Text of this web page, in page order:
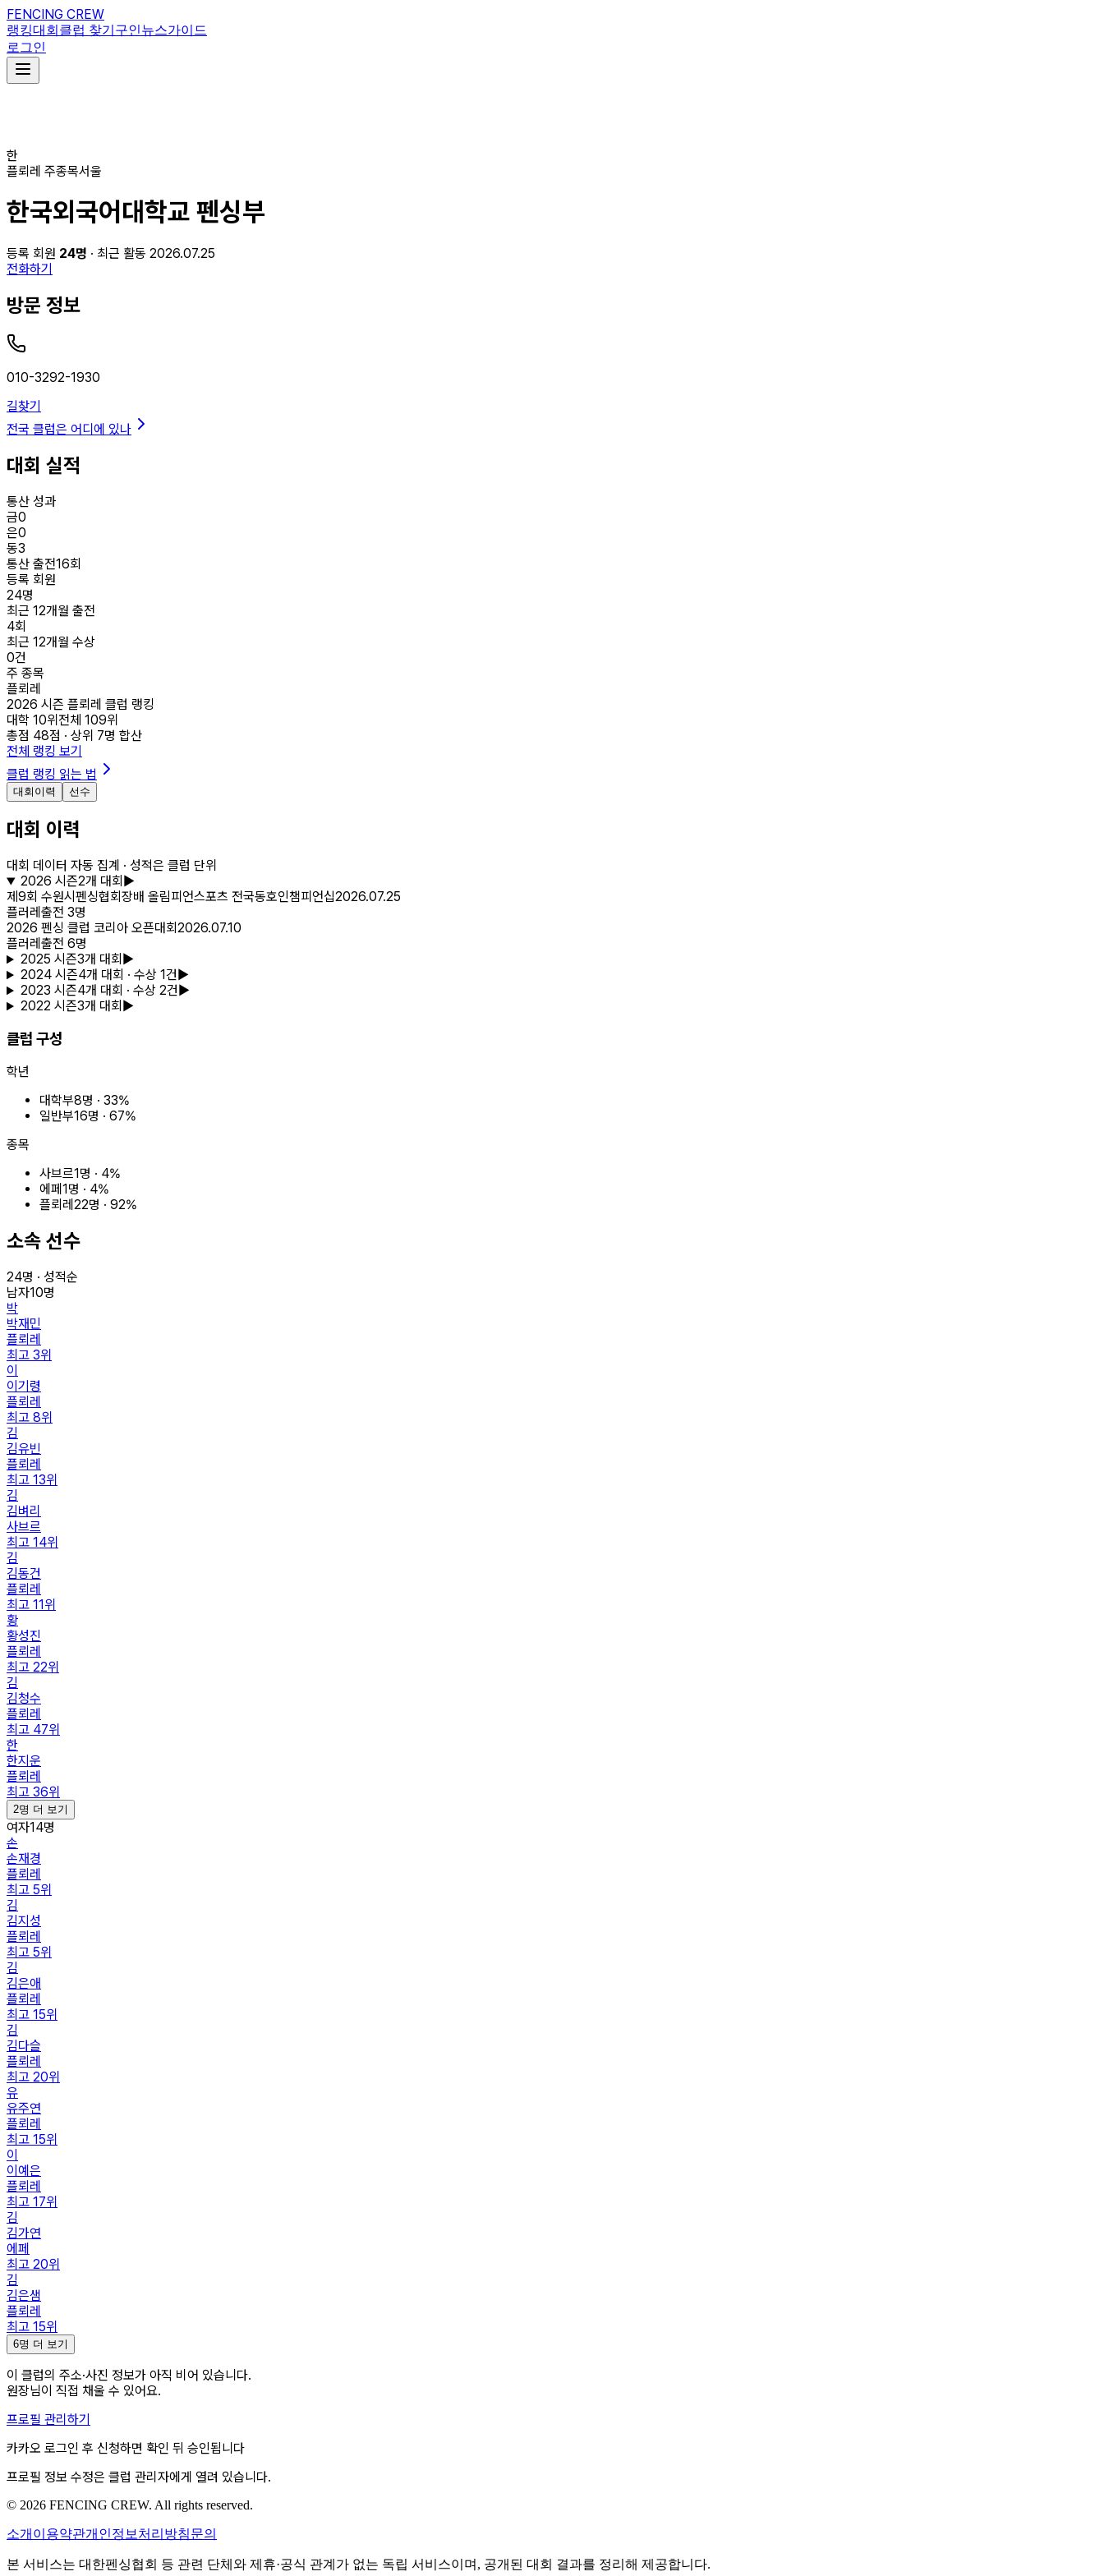
FENCING CREW
랭킹대회 클럽 찾기 구인뉴스가이드
로그인
한
플뢰레 주종목서울
한국외국어대학교 펜싱부
등록 회원 24명 · 최근 활동 2026.07.25
전화하기
방문 정보
010-3292-1930
길찾기
전국 클럽은 어디에 있나
대회 실적
통산 성과
금0
은0
동3
통산 출전16회
등록 회원
24명
최근 12개월 출전
4회
최근 12개월 수상
0건
주 종목
플뢰레
2026 시즌 플뢰레 클럽 랭킹
대학 10위전체 109위
총점 48점 · 상위 7명 합산
전체 랭킹 보기
클럽 랭킹 읽는 법
대회이력 선수
대회 이력
대회 데이터 자동 집계 · 성적은 클럽 단위
2026 시즌2개 대회 ▶
제9회 수원시펜싱협회장배 올림피언스포츠 전국동호인챔피언십2026.07.25
플러레 출전 3명
2026 펜싱 클럽 코리아 오픈대회 2026.07.10
플러레 출전 6명
2025 시즌3개 대회 ▶
2024시즌4개 대회 · 수상 1건 ▶
2023 시즌4개 대회 · 수상 2건 ▶
2022 시즌3개 대회 ▶
클럽 구성
학년
대학부8명 · 33%
일반부16명 · 67%
종목
사브르1명 · 4%
에페1명 · 4%
플뢰레22명 · 92%
소속 선수
24명 · 성적순
남자10명
박
박재민
플뢰레
최고 3위
이
이기령
플뢰레
최고 8위
김
김유빈
플뢰레
최고 13위
김
김벼리
사브르
최고 14위
김
김동건
플뢰레
최고 11위
황
황성진
플뢰레
최고 22위
김
김청수
플뢰레
최고 47위
한
한지운
플뢰레
최고 36위
2명 더 보기
여자14명
손
손재경
플뢰레
최고 5위
김
김지성
플뢰레
최고 5위
김
김은애
플뢰레
최고 15위
김
김다슬
플뢰레
최고 20위
유
유주연
플뢰레
최고 15위
이
이예은
플뢰레
최고 17위
김
김가연
에페
최고 20위
김
김은샘
플뢰레
최고 15위
6명 더 보기
이 클럽의 주소·사진 정보가 아직 비어 있습니다.
원장님이 직접 채울 수 있어요.
프로필 관리하기
카카오 로그인 후 신청하면 확인 뒤 승인됩니다
프로필 정보 수정은 클럽 관리자에게 열려 있습니다.
© 2026 FENCING CREW. All rights reserved.
소개 이용약관개인정보처리방침문의
본 서비스는 대한펜싱협회 등 관련 단체와 제휴·공식 관계가 없는 독립 서비스이며, 공개된 대회 결과를 정리해 제공합니다.